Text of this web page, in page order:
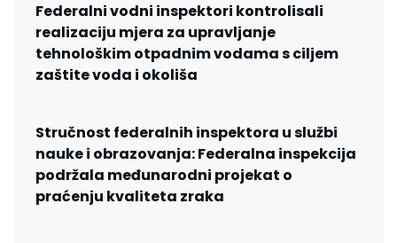
Federalni vodni inspektori kontrolisali
realizaciju mjera za upravljanje
tehnološkim otpadnim vodama s ciljem
zaštite voda i okoliša
Stručnost federalnih inspektora u službi
nauke i obrazovanja: Federalna inspekcija
podržala međunarodni projekat o
praćenju kvaliteta zraka